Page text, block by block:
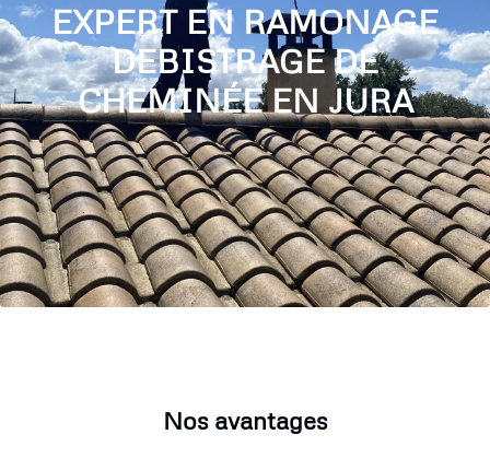
EXPERT EN RAMONAGE
DEBISTRAGE DE
CHEMINÉE EN JURA
Nos avantages